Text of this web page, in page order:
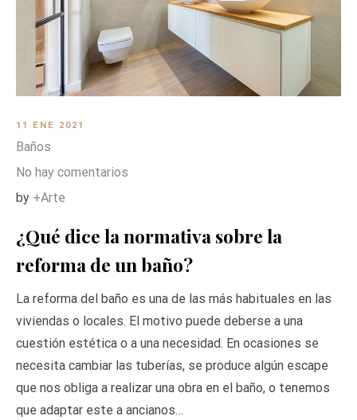
11 ENE 2021
Baños
No hay comentarios
by +Arte
¿Qué dice la normativa sobre la
reforma de un baño?
La reforma del baño es una de las más habituales en las
viviendas o locales. El motivo puede deberse a una
cuestión estética o a una necesidad. En ocasiones se
necesita cambiar las tuberías, se produce algún escape
que nos obliga a realizar una obra en el baño, o tenemos
que adaptar este a ancianos…